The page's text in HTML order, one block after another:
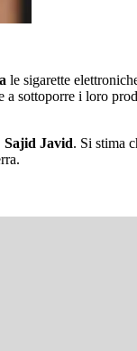
le sigarette
sottoporre i loro
Sajid Javid. Si stima